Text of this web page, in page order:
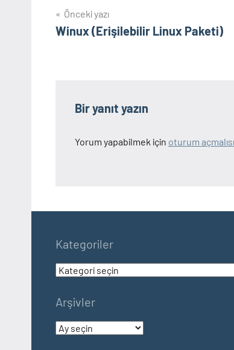
Yazı
gezinmesi
Önceki yazı
Winux (Erişilebilir Linux Paketi)
Bir yanıt yazın
Yorum yapabilmek için oturum
Kategoriler
Kategoriler
Arşivler
Arşivler